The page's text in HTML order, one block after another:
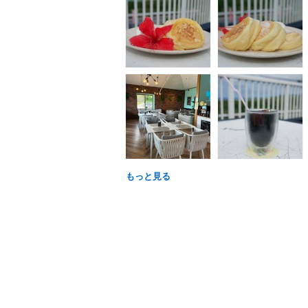
もっと見る